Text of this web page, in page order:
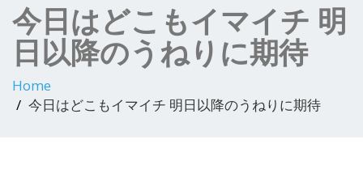
今日はどこもイマイチ 明
日以降のうねりに期待
Home
今日はどこもイマイチ 明日以降のうねりに期待